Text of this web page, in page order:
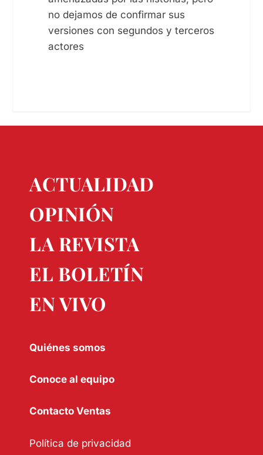
no dejamos de confirmar sus
versiones con segundos y terceros
actores
ACTUALIDAD
OPINIÓN
LA REVISTA
EL BOLETÍN
EN VIVO
Quiénes somos
Conoce al equipo
Contacto Ventas
Política de privacidad